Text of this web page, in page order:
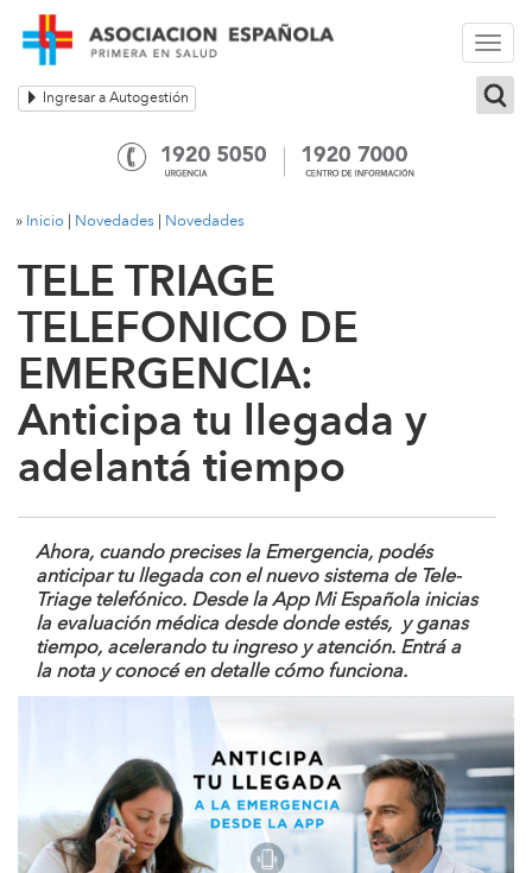
Ingresar a Autogestión
» Inicio Novedades Novedades
TELE TRIAGE
TELEFONICO DE
EMERGENCIA:
Anticipa tu llegada y
adelantá tiempo
Ahora, cuando precises la Emergencia, podés
anticipar tu llegadacon el nuevo sistema de Tele-
Triage telefónico. Desde laApp Mi Españolainicias
la evaluación médica desde donde estés, y ganas
tiempo, acelerando tu ingreso y atención. Entrá a
la nota y conocé en detalle cómo funciona.